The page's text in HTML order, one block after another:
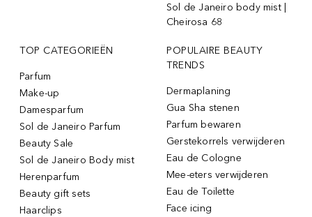
Sol de Janeiro body mist |
Cheirosa 68
TOP CATEGORIEËN
Parfum
Make-up
Damesparfum
Sol de Janeiro Parfum
Beauty Sale
Sol de Janeiro Body mist
Herenparfum
Beauty gift sets
Haarclips
POPULAIRE BEAUTY
TRENDS
Dermaplaning
Gua Sha stenen
Parfum bewaren
Gerstekorrels verwijderen
Eau de Cologne
Mee-eters verwijderen
Eau de Toilette
Face icing